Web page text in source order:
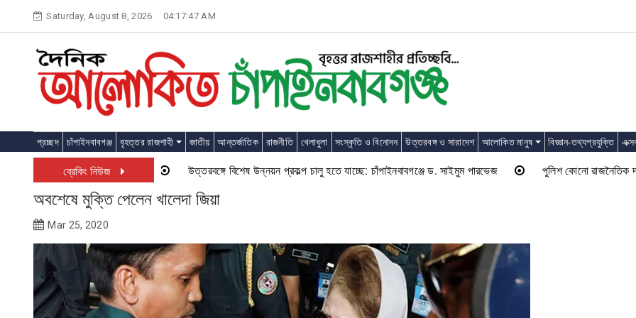
content
Saturday, August 8, 2026 04:17:48 AM
প্রচ্ছদ চাঁপাইনবাবগঞ্জ বৃহত্তর রাজশাহী জাতীয় আন্তর্জাতিক রাজনীতি খেলাধুলা সংস্কৃতি ও বিনোদন উত্তরবঙ্গ ও সারাদেশ আলোকিত মানুষ বিজ্ঞান-তথ্যপ্রযুক্তি
ব্রেকিং নিউজ উত্তরবঙ্গে বিশেষ উন্নয়ন প্রকল্প চালু হতে যাচ্ছে: চাঁপাইনবাবগঞ্জে ড. সাইমুম পারভেজ পুলিশ কোনো রাজনৈতিক দলের
অবশেষে মুক্তি পেলেন খালেদা জিয়া
Mar 25, 2020